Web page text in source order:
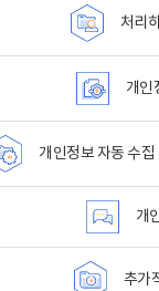
처리
개인
개인정보 자동 수집
개
추가